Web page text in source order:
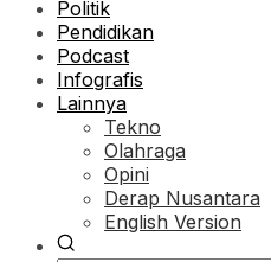
Politik
Pendidikan
Podcast
Infografis
Lainnya
Tekno
Olahraga
Opini
Derap Nusantara
English Version